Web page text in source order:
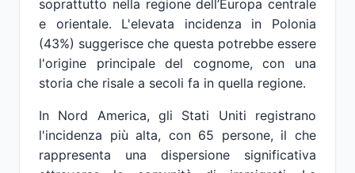
soprattutto nella regione dell’Europa centrale
e orientale. L'elevata incidenza in Polonia
(43%) suggerisce che questa potrebbe essere
l'origine principale del cognome, con una
storia che risale a secoli fa in quella regione.
In Nord America, gli Stati Uniti registrano
l'incidenza più alta, con 65 persone, il che
rappresenta una dispersione significativa